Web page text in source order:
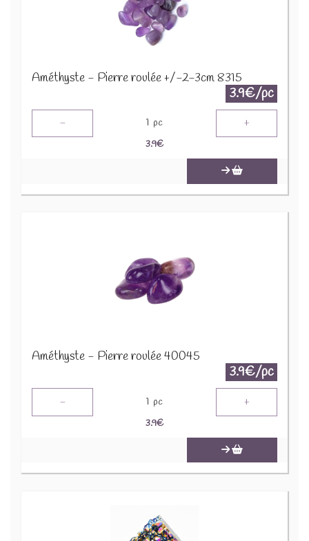
Améthyste - Pierre roulée +/-2-3cm 8315
3.9€/pc
- 1 pc +
3.9€
Améthyste - Pierre roulée 40045
3.9€/pc
- 1 pc +
3.9€